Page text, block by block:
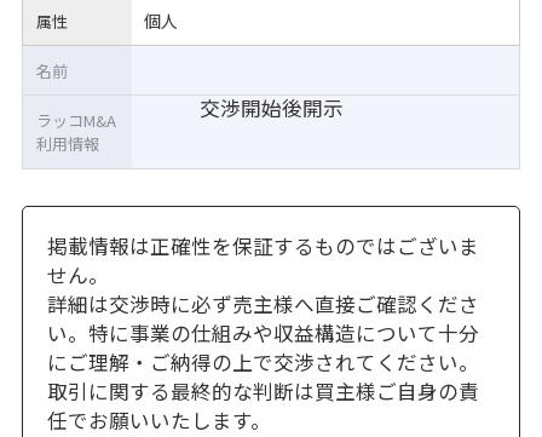
属性 個人
交渉開始後開示
名前
ラッコM&A
利用情報
掲載情報は正確性を保証するものではございま
せん。
詳細は交渉時に必ず売主様へ直接ご確認くださ
い。特に事業の仕組みや収益構造について十分
にご理解・ご納得の上で交渉されてください。
取引に関する最終的な判断は買主様ご自身の責
任でお願いいたします。